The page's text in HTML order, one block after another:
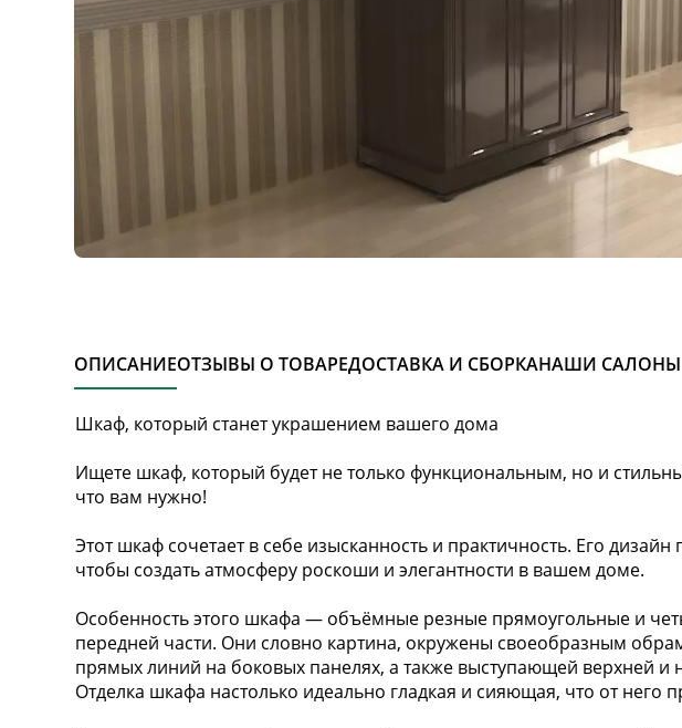
ОПИСАНИЕОТЗЫВЫ О ТОВАРЕДОСТАВКА И СБОРКАНАШИ САЛОНЫ
Шкаф, который станет украшением вашего дома
Ищете шкаф, который будет не только функциональным, но и
что вам нужно!
Этот шкаф сочетает в себе изысканность и практичность. Его
чтобы создать атмосферу роскоши и элегантности в вашем доме.
Особенность этого шкафа — объёмные резные прямоугольные и
передней части. Они словно картина, окружены своеобразным
прямых линий на боковых панелях, а также выступающей верхней и
Отделка шкафа настолько идеально гладкая и сияющая, что от него